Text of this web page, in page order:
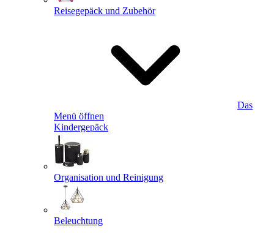
Reisegepäck und Zubehör
Das
Menü öffnen
Kindergepäck
Organisation und Reinigung
Beleuchtung